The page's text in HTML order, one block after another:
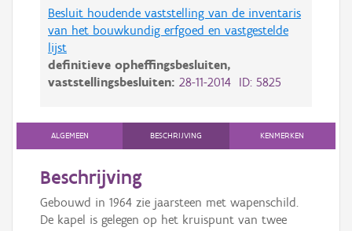
Besluit houdende vaststelling van de inventaris
van het bouwkundig erfgoed en vastgestelde
lijst
definitieve opheffingsbesluiten,
vaststellingsbesluiten: 28-11-2014 ID: 5825
ALGEMEEN BESCHRIJVING KENMERKEN
Beschrijving
Gebouwd in 1964 zie jaarsteen met wapenschild.
De kapel is gelegen op het kruispunt van twee